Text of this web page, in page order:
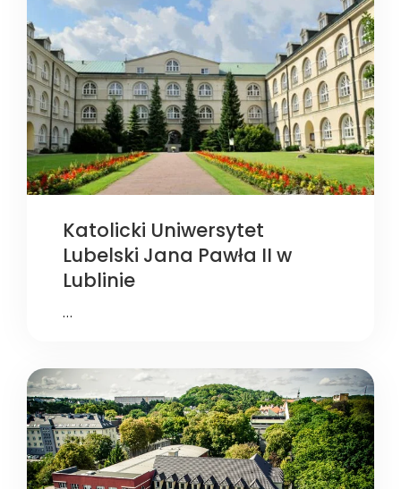
Katolicki Uniwersytet
Lubelski Jana Pawła II w
Lublinie
…